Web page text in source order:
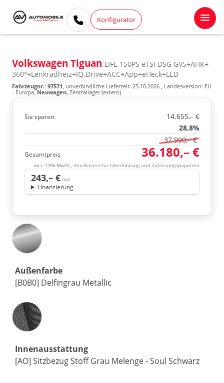
Konfigurator
Volkswagen Tiguan LIFE 150PS eTSI DSG GV5+AHK+
360°+Lenkradheiz+IQ.Drive+ACC+App+eHeck+LED
Fahrzeugnr.: 97571, unverbindliche Lieferzeit: 25.10.2026 , Landesversion: EU
- Europa,Neuwagen, Zentrallager (extern)
Sie sparen:
14.655,– €
28,8%
37.990,– €
Gesamtpreis 36.180,– €
incl. 19% MwSt., den Kosten für Überführung und Zulassungspapieren
243,– € mtl.
Finanzierung
Außenfarbe
[B0B0] Delfingrau Metallic
Innenausstattung
Innenausstattung
[AO] Sitzbezug Stoff Grau Melenge - Soul Schwarz